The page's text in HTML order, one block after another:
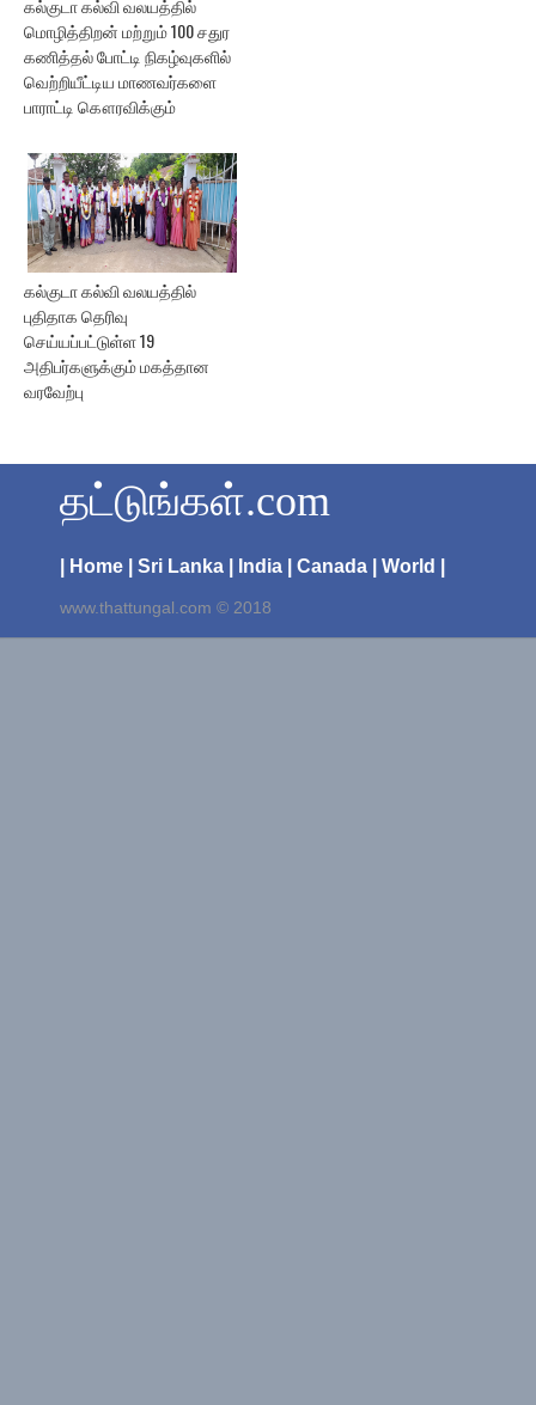
கல்குடா கல்வி வலயத்தில்
மொழித்திறன் மற்றும் 100 சதுர
கணித்தல் போட்டி நிகழ்வுகளில்
வெற்றியீட்டிய மாணவர்களை
பாராட்டி கௌரவிக்கும்
கல்குடா கல்வி வலயத்தில்
புதிதாக தெரிவு
செய்யப்பட்டுள்ள 19
அதிபர்களுக்கும் மகத்தான
வரவேற்பு
தட்டுங்கள்.com
| Home | Sri Lanka | India | Canada | World |
www.thattungal.com © 2018